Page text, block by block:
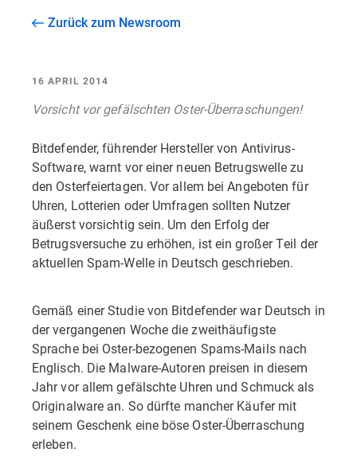
Zurück zum Newsroom
16 APRIL 2014
Vorsicht vor gefälschten Oster-Überraschungen!
Bitdefender, führender Hersteller von Antivirus-
Software, warnt vor einer neuen Betrugswelle zu
den Osterfeiertagen. Vor allem bei Angeboten für
Uhren, Lotterien oder Umfragen sollten Nutzer
äußerst vorsichtig sein. Um den Erfolg der
Betrugsversuche zu erhöhen, ist ein großer Teil der
aktuellen Spam-Welle in Deutsch geschrieben.
Gemäß einer Studie von Bitdefender war Deutsch in
der vergangenen Woche die zweithäufigste
Sprache bei Oster-bezogenen Spams-Mails nach
Englisch. Die Malware-Autoren preisen in diesem
Jahr vor allem gefälschte Uhren und Schmuck als
Originalware an. So dürfte mancher Käufer mit
seinem Geschenk eine böse Oster-Überraschung
erleben.